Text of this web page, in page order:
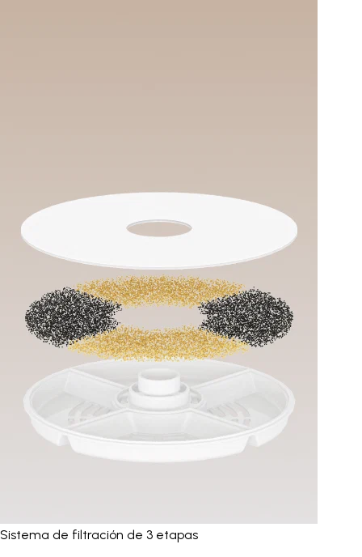
Sistema de filtración de 3 etapas